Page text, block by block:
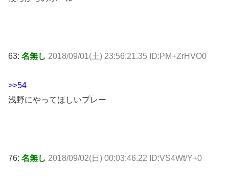
63: 名無し 2018/09/01(土) 23:56:21.35 ID:PM+ZrHVO0
>>54
浅野にやってほしいプレー
76: 名無し 2018/09/02(日) 00:03:46.22 ID:VS4Wt/Y+0